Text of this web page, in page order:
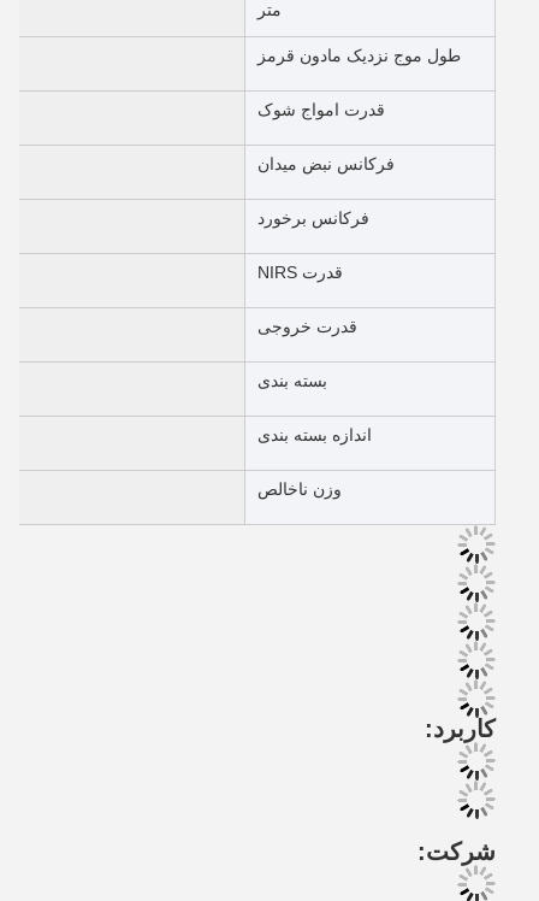
متر
طول موج نزدیک مادون قرمز
قدرت امواج شوک
فرکانس نبض میدان
فرکانس برخورد
قدرت NIRS
قدرت خروجی
بسته بندی
اندازه بسته بندی
وزن ناخالص
کاربرد:
شرکت: